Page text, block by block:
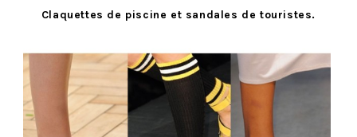
Claquettes de piscine et sandales de touristes.